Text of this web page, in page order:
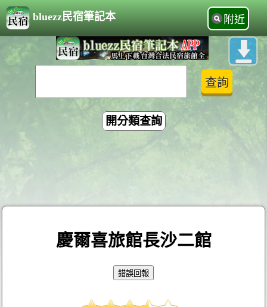
bluezz民宿筆記本 附近
開分類查詢
慶爾喜旅館長沙二館